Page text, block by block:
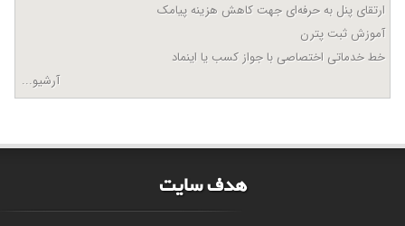
ارتقای پنل به حرفه‌ای جهت کاهش هزینه پیامک
آموزش ثبت پترن
خط خدماتی اختصاصی با جواز کسب یا اینماد
آرشیو...
هدف سايت